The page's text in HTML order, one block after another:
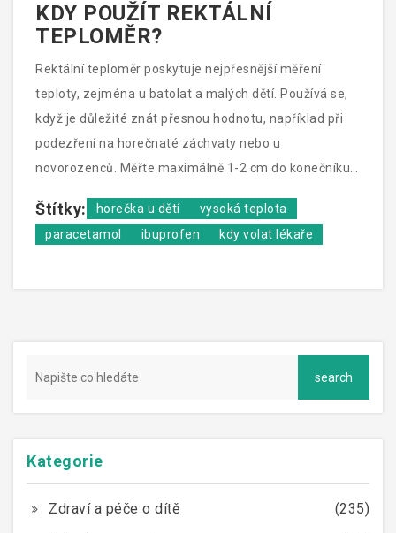
KDY POUŽÍT REKTÁLNÍ
TEPLOMĚR?
Rektální teploměr poskytuje nejpřesnější měření
teploty, zejména u batolat a malých dětí. Používá se,
když je důležité znát přesnou hodnotu, například při
podezření na horečnaté záchvaty nebo u
novorozenců. Měřte maximálně 1-2 cm do konečníku a
Štítky: horečka u dětí
vysoká teplota
paracetamol
ibuprofen kdy volat lékaře
Kategorie
Zdraví a péče o dítě
(235)